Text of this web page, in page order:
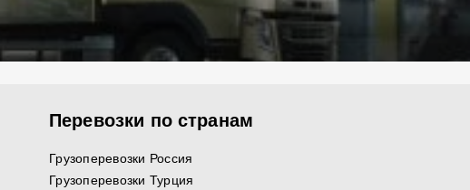
Перевозки по странам
Грузоперевозки Россия
Грузоперевозки Турция